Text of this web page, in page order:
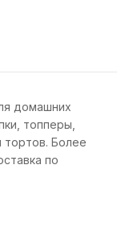
домашних
топперы,
Более
по